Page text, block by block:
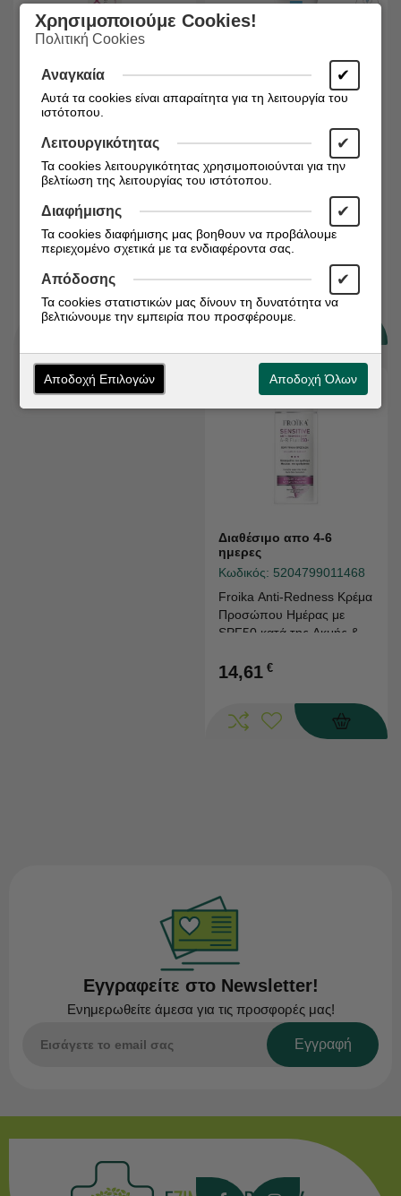
Διαθέσιμο απο 4-6
Κωδικός: 3760099704001
ARUBIX M Cream για
Κανονική & Mικτή
Επιδερμίδα 30ml
18,95 €
Διαθέσιμο απο 4-6
Κωδικός:
Toleriane Sensitive 40ml
15,93
Διαθέσιμο απο 4-6
ημερες
Κωδικός: 5204799011468
Froika Anti-Redness Κρέμα
Προσώπου Ημέρας με
SPF50 κατά της Ακμής &
14,61 €
Εγγραφείτε στο Newsletter!
Ενημερωθείτε άμεσα για τις προσφορές μας!
Εγγραφή
Χρησιμοποιούμε Cookies!
Πολιτική Cookies
Αναγκαία ✔
Αυτά τα cookies είναι απαραίτητα για τη λειτουργία του
ιστότοπου.
Λειτουργικότητας ✔
Τα cookies λειτουργικότητας χρησιμοποιούνται για την
βελτίωση της λειτουργίας του ιστότοπου.
Διαφήμισης ✔
Τα cookies διαφήμισης μας βοηθουν να προβάλουμε
περιεχομένο σχετικά με τα ενδιαφέροντα σας.
Απόδοσης ✔
Τα cookies στατιστικών μας δίνουν τη δυνατότητα να
βελτιώνουμε την εμπειρία που προσφέρουμε.
Αποδοχή Επιλογών Αποδοχή Όλων